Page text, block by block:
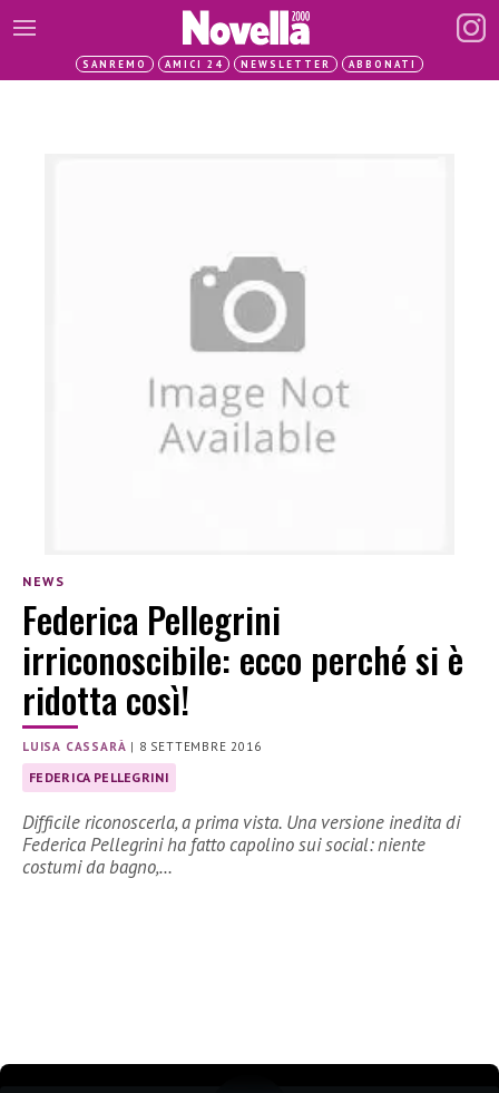
SANREMO AMICI 24 NEWSLETTER ABBONATI
NEWS
Federica Pellegrini
irriconoscibile: ecco perché si è
ridotta così!
LUISA CASSARÀ | 8 SETTEMBRE 2016
FEDERICA PELLEGRINI
Difficile riconoscerla, a prima vista. Una versione inedita di
Federica Pellegrini ha fatto capolino sui social: niente
costumi da bagno,…